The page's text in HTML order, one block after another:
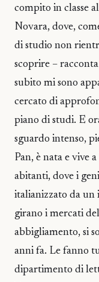
compito in classe
Novara, dove,
di studio non
scoprire –
subito mi sono
cercato di
piano di studi. E
sguardo intenso,
Pan, è nata e vive
abitanti, dove i
italianizzato da un
girano i mercati
abbigliamento, si
anni fa. Le fanno
dipartimento di